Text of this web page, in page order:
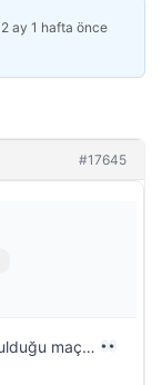
2 ay 1 hafta önce
#17645
maç…